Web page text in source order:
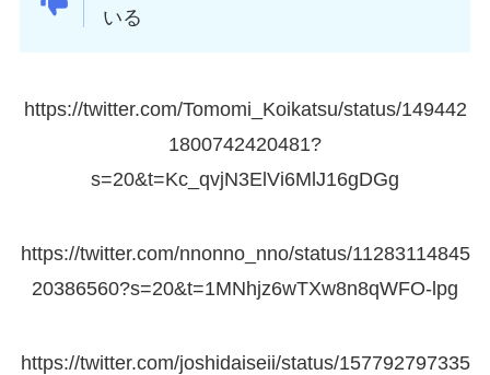
いる
https://twitter.com/Tomomi_Koikatsu/status/149442
1800742420481?
s=20&t=Kc_qvjN3ElVi6MlJ16gDGg
https://twitter.com/nnonno_nno/status/11283114845
20386560?s=20&t=1MNhjz6wTXw8n8qWFO-lpg
https://twitter.com/joshidaiseii/status/157792797335